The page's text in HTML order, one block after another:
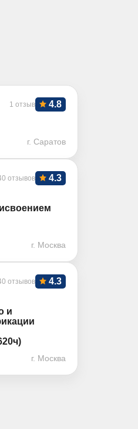
1 отзыв 4.8
г. Саратов
отзывов 4.3
г. Москва
отзывов 4.3
и
г. Москва